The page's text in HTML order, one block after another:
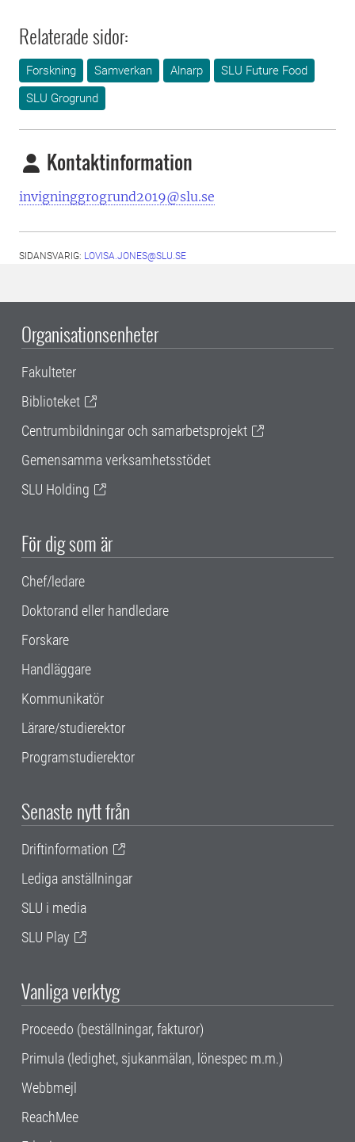
Relaterade sidor:
Forskning Samverkan Alnarp
SLU Future Food
SLU Grogrund
Kontaktinformation
invigninggrogrund2019@slu.se
SIDANSVARIG: LOVISA.JONES@SLU.SE
Organisationsenheter
Fakulteter
Biblioteket
Centrumbildningar och samarbetsprojekt
Gemensamma verksamhetsstödet
SLU Holding
För dig som är
Chef/ledare
Doktorand eller handledare
Forskare
Handläggare
Kommunikatör
Lärare/studierektor
Programstudierektor
Senaste nytt från
Driftinformation
Lediga anställningar
SLU i media
SLU Play
Vanliga verktyg
Proceedo (beställningar, fakturor)
Primula (ledighet, sjukanmälan, lönespec m.m.)
Webbmejl
ReachMee